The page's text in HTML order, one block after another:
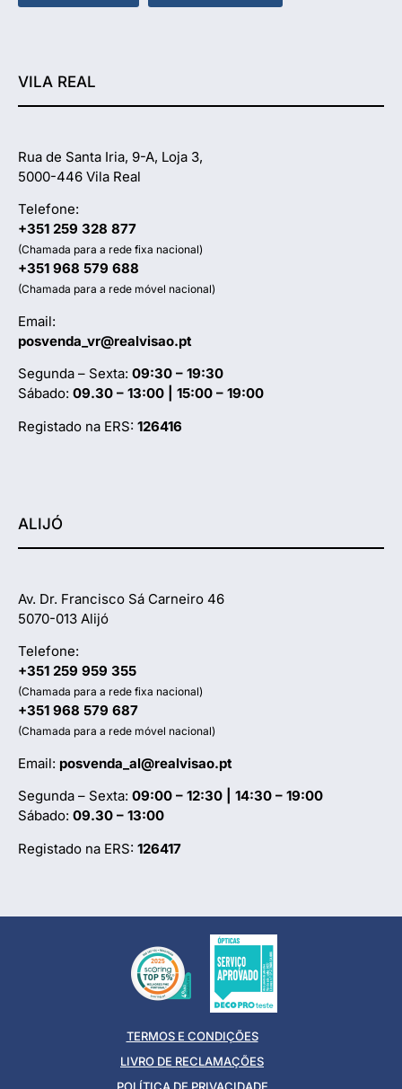
VILA REAL
Rua de Santa Iria, 9-A, Loja 3,
5000-446 Vila Real
Telefone:
+351 259 328 877
(Chamada para a rede fixa nacional)
+351 968 579 688
(Chamada para a rede móvel nacional)
Email:
posvenda_vr@realvisao.pt
Segunda – Sexta: 09:30 – 19:30
Sábado: 09.30 – 13:00 | 15:00 – 19:00
Registado na ERS: 126416
ALIJÓ
Av. Dr. Francisco Sá Carneiro 46
5070-013 Alijó
Telefone:
+351 259 959 355
(Chamada para a rede fixa nacional)
+351 968 579 687
(Chamada para a rede móvel nacional)
Email: posvenda_al@realvisao.pt
Segunda – Sexta: 09:00 – 12:30 | 14:30 – 19:00
Sábado: 09.30 – 13:00
Registado na ERS: 126417
TERMOS E CONDIÇÕES
LIVRO DE RECLAMAÇÕES
POLÍTICA DE PRIVACIDADE